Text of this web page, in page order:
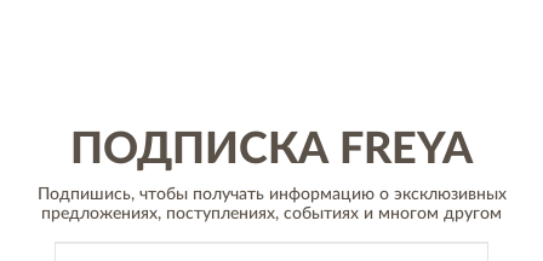
ПОДПИСКА FREYA
Подпишись, чтобы получать информацию о эксклюзивных
предложениях, поступлениях, событиях и многом другом